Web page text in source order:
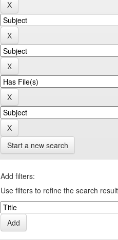
Start a new search
Add filters:
Use filters to refine the search